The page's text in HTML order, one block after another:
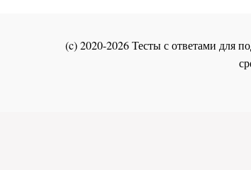
(c) 2020-2026 Тесты с ответами для